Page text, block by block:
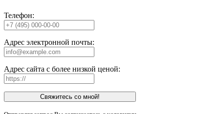
Телефон:
Адрес электронной почты:
Адрес сайта с более низкой ценой:
Свяжитесь со мной!